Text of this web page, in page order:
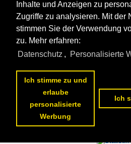
Datenschutzerklärung
Inhalte und Anzeigen zu
Zugriffe zu analysieren. Mit der
stimmen Sie der Verwendung
zu. Mehr erfahren:
Datenschutz , Personalisierte
Ich stimme zu und
erlaube
personalisierte
Werbung
Ich